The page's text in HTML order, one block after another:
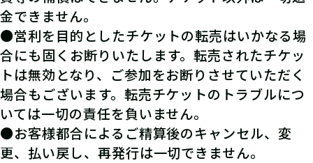
金できません。
●営利を目的としたチケットの転売はいかなる場
合にも固くお断りいたします。転売されたチケッ
トは無効となり、ご参加をお断りさせていただく
場合もございます。転売チケットのトラブルにつ
いては一切の責任を負いません。
●お客様都合によるご精算後のキャンセル、変
更、払い戻し、再発行は一切できません。